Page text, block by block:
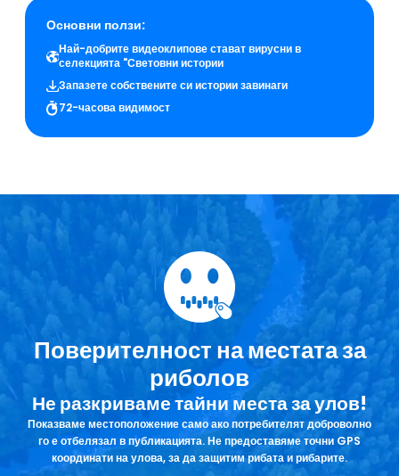
Основни ползи:
Най-добрите видеоклипове стават вирусни в
селекцията "Световни истории
Запазете собствените си истории завинаги
72-часова видимост
Поверителност на местата за
риболов
Не разкриваме тайни места за улов!
Показваме местоположение само ако потребителят доброволно
го е отбелязал в публикацията. Не предоставяме точни GPS
координати на улова, за да защитим рибата и рибарите.